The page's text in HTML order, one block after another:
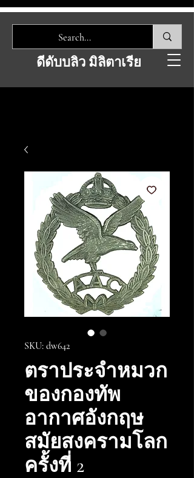
ดีดับบลิว มิลิตาเรีย
SKU: dw642
ตราประจำหมวก
ของกองทัพ
อากาศอังกฤษ
สมัยสงครามโลก
ครั้งที่ 2